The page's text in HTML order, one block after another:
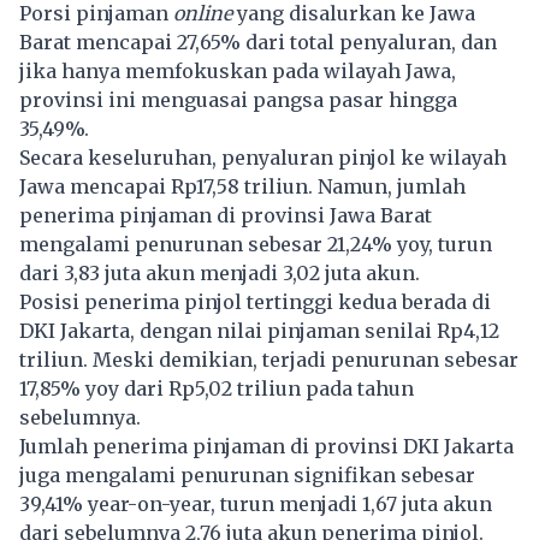
Porsi pinjaman onlineyang disalurkan ke Jawa
Barat mencapai 27,65% dari total penyaluran, dan
jika hanya memfokuskan pada wilayah Jawa,
provinsi ini menguasai pangsa pasar hingga
35,49%.
Secara keseluruhan, penyaluran pinjol ke wilayah
Jawa mencapai Rp17,58 triliun. Namun, jumlah
penerima pinjaman di provinsi Jawa Barat
mengalami penurunan sebesar 21,24% yoy, turun
dari 3,83 juta akun menjadi 3,02 juta akun.
Posisi penerima pinjol tertinggi kedua berada di
DKI Jakarta, dengan nilai pinjaman senilai Rp4,12
triliun. Meski demikian, terjadi penurunan sebesar
17,85% yoy dari Rp5,02 triliun pada tahun
sebelumnya.
Jumlah penerima pinjaman di provinsi DKI Jakarta
juga mengalami penurunan signifikan sebesar
39,41% year-on-year, turun menjadi 1,67 juta akun
dari sebelumnya 2,76 juta akun penerima pinjol.